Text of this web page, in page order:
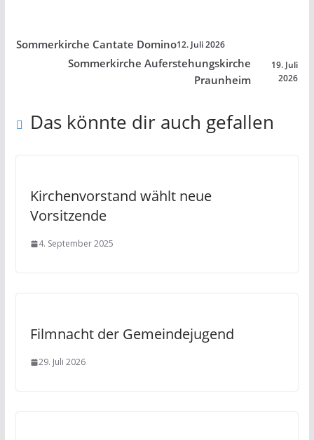
Sommerkirche Cantate Domino12. Juli 2026
Sommerkirche Auferstehungskirche
Praunheim
19. Juli
2026
Das könnte dir auch gefallen
Kirchenvorstand wählt neue
Vorsitzende
4. September 2025
Filmnacht der Gemeindejugend
29. Juli 2026